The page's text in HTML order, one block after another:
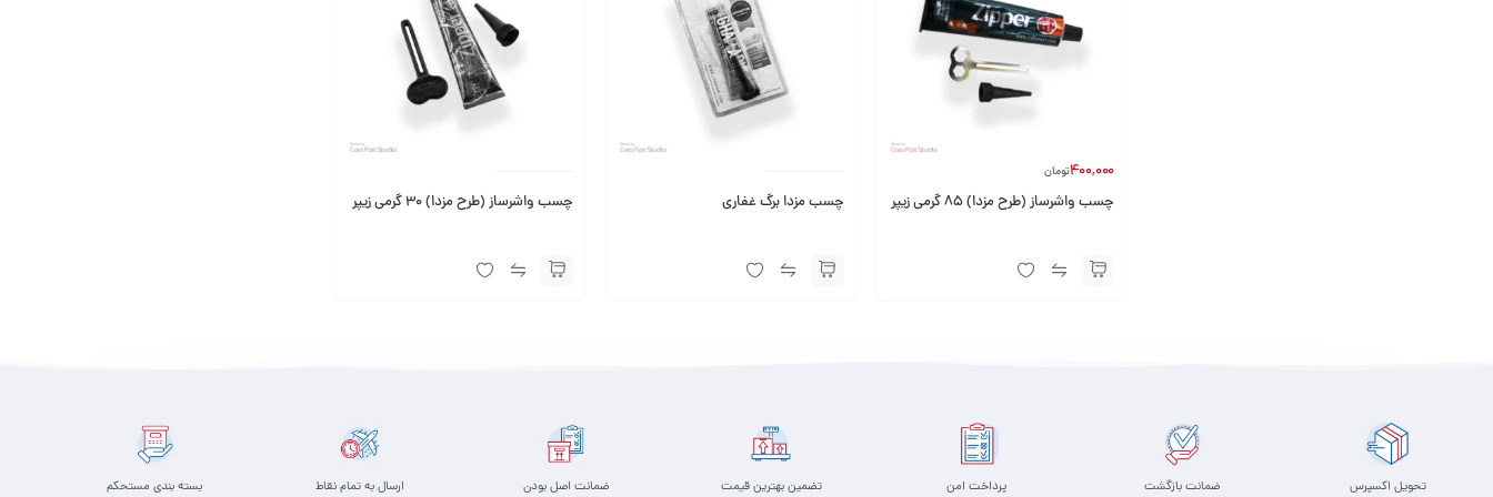
400,000تومان
چسب واشرساز (طرح مزدا) 85 گرمی زیپر چسب مزدا برگ غفاری چسب واشرساز (طرح مزدا) 30 گرمی زیپر
تحویل اکسپرس ضمانت بازگشت پرداخت امن تضمین بهترین قیمت ضمانت اصل بودن ارسال به تمام نقاط بسته بندی مستحکم